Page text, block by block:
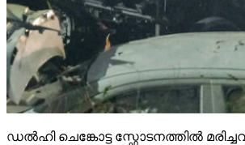
ഡൽഹി ചെങ്കോട്ട സ്ഫോടനത്തിൽ